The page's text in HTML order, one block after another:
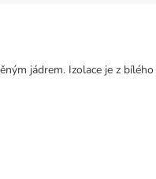
jádrem. Izolace je z